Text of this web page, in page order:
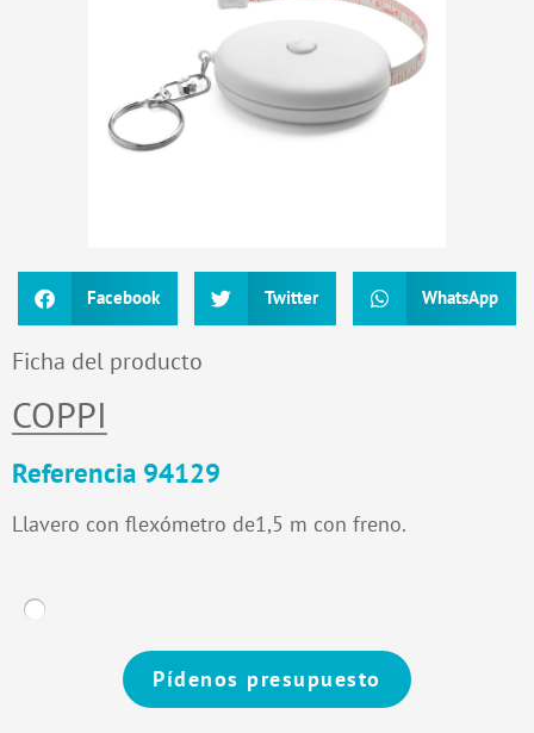
Facebook Twitter WhatsApp
Ficha del producto
COPPI
Referencia 94129
Llavero con flexómetro de1,5 m con freno.
Pídenos presupuesto